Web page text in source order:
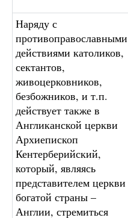
Наряду с
противоправославными
действиями католиков,
сектантов,
живоцерковников,
безбожников, и т.п.
действует также в
Англиканской церкви
Архиепископ
Кентерберийский,
который, являясь
представителем церкви
богатой страны –
Англии, стремиться